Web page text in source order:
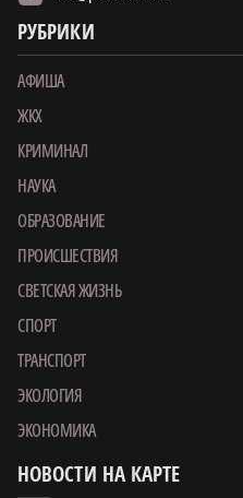
РУБРИКИ
АФИША
ЖКХ
КРИМИНАЛ
НАУКА
ОБРАЗОВАНИЕ
ПРОИСШЕСТВИЯ
СВЕТСКАЯ ЖИЗНЬ
СПОРТ
ТРАНСПОРТ
ЭКОЛОГИЯ
ЭКОНОМИКА
НОВОСТИ НА КАРТЕ